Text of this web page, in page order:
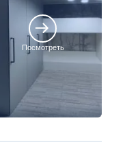
Посмотреть